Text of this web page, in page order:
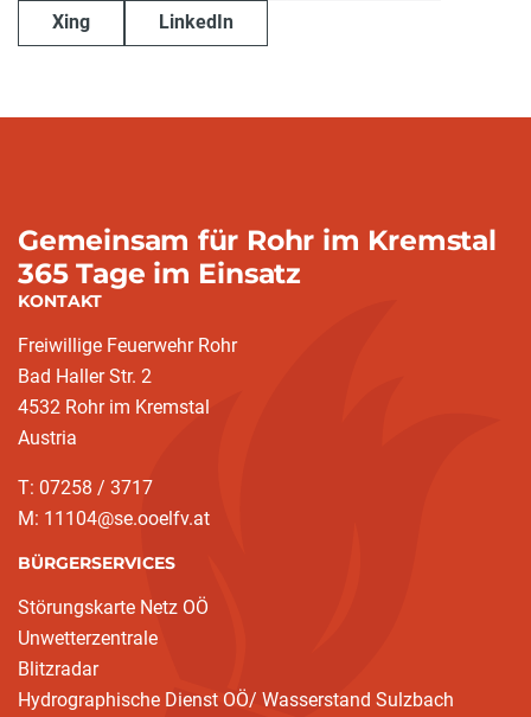
Xing LinkedIn
Gemeinsam für Rohr im Kremstal
365 Tage im Einsatz
KONTAKT
Freiwillige Feuerwehr Rohr
Bad Haller Str. 2
4532 Rohr im Kremstal
Austria
T: 07258 / 3717
M: 11104@se.ooelfv.at
BÜRGERSERVICES
Störungskarte Netz OÖ
Unwetterzentrale
Blitzradar
Hydrographische Dienst OÖ/ Wasserstand Sulzbach